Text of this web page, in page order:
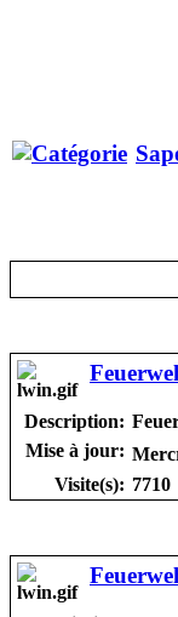
Description:
Mise à jour:
Visite(s): 7710